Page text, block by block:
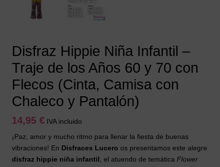
Disfraz Hippie Niña Infantil –
Traje de los Años 60 y 70 con
Flecos (Cinta, Camisa con
Chaleco y Pantalón)
14,95 € IVA incluido
¡Paz, amor y mucho ritmo para llenar la fiesta de buenas
vibraciones! En Disfraces Lucero os presentamos este alegre
disfraz hippie niña infantil , el atuendo de temática Flower